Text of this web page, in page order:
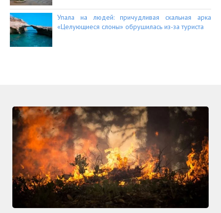
Упала на людей: причудливая скальная арка
«Целующиеся слоны» обрушилась из-за туриста